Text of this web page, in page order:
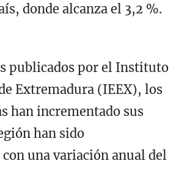
donde alcanza el 3,2 %.
publicados por el Instituto
Extremadura (IEEX), los
han incrementado sus
han sido
una variación anual del